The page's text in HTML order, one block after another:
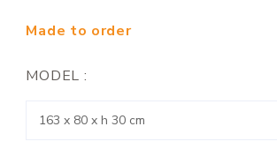
Made to order
MODEL :